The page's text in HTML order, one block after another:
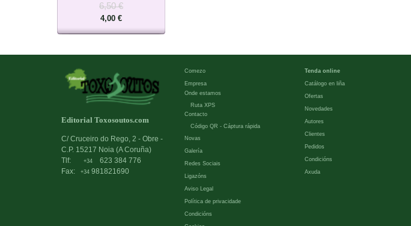
6,50 €
4,00 €
Editorial Toxosoutos.com
C/ Cruceiro do Rego, 2 - Obre -
C.P. 15217 Noia (A Coruña)
Tlf:
+34
623 384 776
Fax:
+34 981821690
Comezo
Empresa
Onde estamos
Ruta XPS
Contacto
Código QR - Cáptura rápida
Novas
Galería
Redes Sociais
Ligazóns
Aviso Legal
Política de privacidade
Condicións
Tenda online
Catálogo en liña
Ofertas
Novedades
Autores
Clientes
Pedidos
Condicións
Axuda